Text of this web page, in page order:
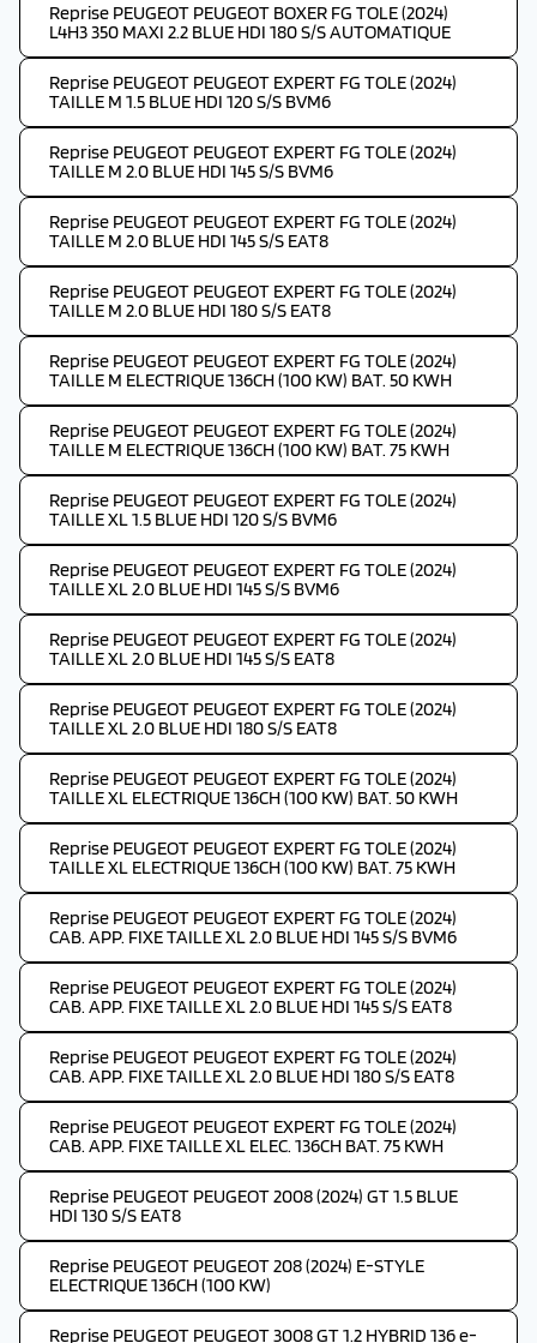
Reprise PEUGEOT PEUGEOT BOXER FG TOLE (2024)
L4H3 350 MAXI 2.2 BLUE HDI 180 S/S AUTOMATIQUE
Reprise PEUGEOT PEUGEOT EXPERT FG TOLE (2024)
TAILLE M 1.5 BLUE HDI 120 S/S BVM6
Reprise PEUGEOT PEUGEOT EXPERT FG TOLE (2024)
TAILLE M 2.0 BLUE HDI 145 S/S BVM6
Reprise PEUGEOT PEUGEOT EXPERT FG TOLE (2024)
TAILLE M 2.0 BLUE HDI 145 S/S EAT8
Reprise PEUGEOT PEUGEOT EXPERT FG TOLE (2024)
TAILLE M 2.0 BLUE HDI 180 S/S EAT8
Reprise PEUGEOT PEUGEOT EXPERT FG TOLE (2024)
TAILLE M ELECTRIQUE 136CH (100 KW) BAT. 50 KWH
Reprise PEUGEOT PEUGEOT EXPERT FG TOLE (2024)
TAILLE M ELECTRIQUE 136CH (100 KW) BAT. 75 KWH
Reprise PEUGEOT PEUGEOT EXPERT FG TOLE (2024)
TAILLE XL 1.5 BLUE HDI 120 S/S BVM6
Reprise PEUGEOT PEUGEOT EXPERT FG TOLE (2024)
TAILLE XL 2.0 BLUE HDI 145 S/S BVM6
Reprise PEUGEOT PEUGEOT EXPERT FG TOLE (2024)
TAILLE XL 2.0 BLUE HDI 145 S/S EAT8
Reprise PEUGEOT PEUGEOT EXPERT FG TOLE (2024)
TAILLE XL 2.0 BLUE HDI 180 S/S EAT8
Reprise PEUGEOT PEUGEOT EXPERT FG TOLE (2024)
TAILLE XL ELECTRIQUE 136CH (100 KW) BAT. 50 KWH
Reprise PEUGEOT PEUGEOT EXPERT FG TOLE (2024)
TAILLE XL ELECTRIQUE 136CH (100 KW) BAT. 75 KWH
Reprise PEUGEOT PEUGEOT EXPERT FG TOLE (2024)
CAB. APP. FIXE TAILLE XL 2.0 BLUE HDI 145 S/S BVM6
Reprise PEUGEOT PEUGEOT EXPERT FG TOLE (2024)
CAB. APP. FIXE TAILLE XL 2.0 BLUE HDI 145 S/S EAT8
Reprise PEUGEOT PEUGEOT EXPERT FG TOLE (2024)
CAB. APP. FIXE TAILLE XL 2.0 BLUE HDI 180 S/S EAT8
Reprise PEUGEOT PEUGEOT EXPERT FG TOLE (2024)
CAB. APP. FIXE TAILLE XL ELEC. 136CH BAT. 75 KWH
Reprise PEUGEOT PEUGEOT 2008 (2024) GT 1.5 BLUE
HDI 130 S/S EAT8
Reprise PEUGEOT PEUGEOT 208 (2024) E-STYLE
ELECTRIQUE 136CH (100 KW)
Reprise PEUGEOT PEUGEOT 3008 GT 1.2 HYBRID 136 e-